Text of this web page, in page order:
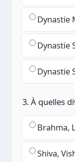
Dynastie
Dynastie
Dynastie
3. À quelles
Brahma,
Shiva,